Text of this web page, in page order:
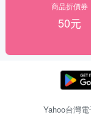
商品折價券
50元
Yahoo台灣